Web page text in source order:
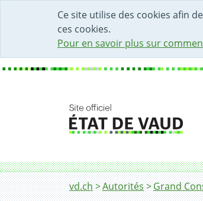
Ce site utilise des cookies afin
ces cookies.
Pour en savoir plus sur
DÉBUT DU CONTENU DE LA
ACCÈS AU CHAMP DE
PAGE D'ACCUEIL
FORMULAIRE DE CONTACT
Fil d'Ariane
vd.ch Autorités Grand